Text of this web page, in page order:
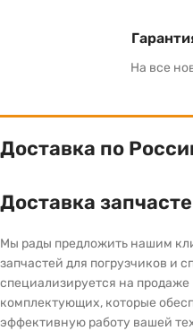
На все
Доставка по
Доставка
Мы рады предложить нашим
запчастей для погрузчиков и
специализируется на
комплектующих, которые
эффективную работу вашей